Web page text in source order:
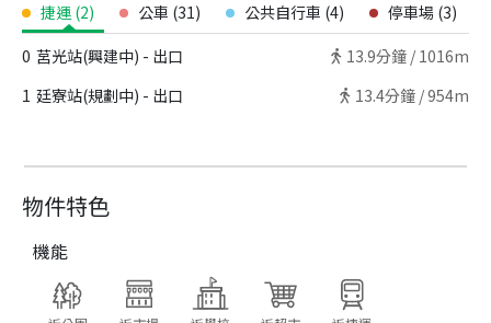
物件特色
機能
捷運 (2) 公車 (31) 公共自行車 (4) 停車場 (3)
0 莒光站(興建中) - 出口 13.9分鐘 / 1016m
1 廷寮站(規劃中) - 出口 13.4分鐘 /954m